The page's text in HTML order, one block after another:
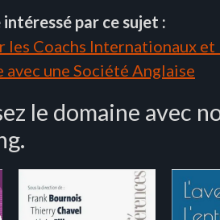
par ce sujet :
les Coachs Internationaux
avec une Société Anglaise
le domaine avec